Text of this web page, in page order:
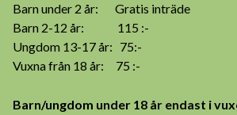
Barn under 2 år: Gratis inträde
Barn 2-12 år: 115 :-
Ungdom 13-17 år: 75:-
Vuxna från 18 år: 75 :-
Barn/ungdom under 18 år endast i